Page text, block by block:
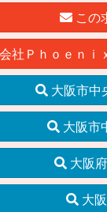
この
社Ｐｈｏｅｎｉ
大阪市中
大阪市
大阪
大